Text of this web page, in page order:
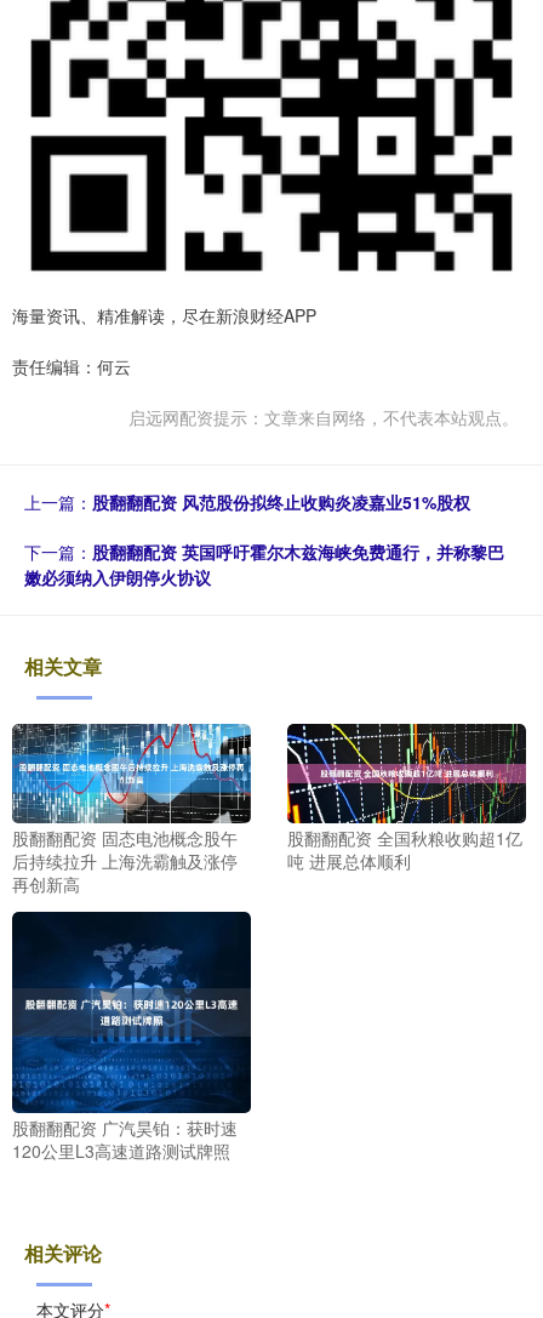
海量资讯、精准解读，尽在新浪财经APP
责任编辑：何云
启远网配资提示：文章来自网络，不代表本站观点。
上一篇： 股翻翻配资 风范股份拟终止收购炎凌嘉业51%股权
下一篇： 股翻翻配资 英国呼吁霍尔木兹海峡免费通行，并称黎巴
嫩必须纳入伊朗停火协议
相关文章
股翻翻配资 固态电池概念股午
后持续拉升 上海洗霸触及涨停
再创新高
股翻翻配资 全国秋粮收购超1亿
吨 进展总体顺利
股翻翻配资 广汽昊铂：获时速
120公里L3高速道路测试牌照
相关评论
本文评分*